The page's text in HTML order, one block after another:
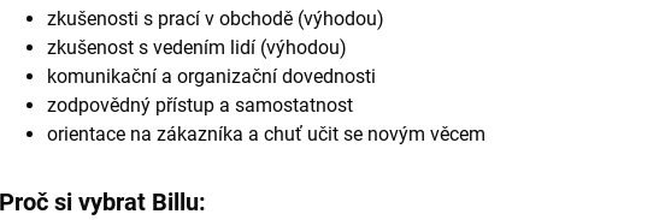
zkušenosti s prací v obchodě (výhodou)
zkušenost s vedením lidí (výhodou)
komunikační a organizační dovednosti
zodpovědný přístup a samostatnost
orientace na zákazníka a chuť učit se novým věcem
Proč si vybrat Billu: